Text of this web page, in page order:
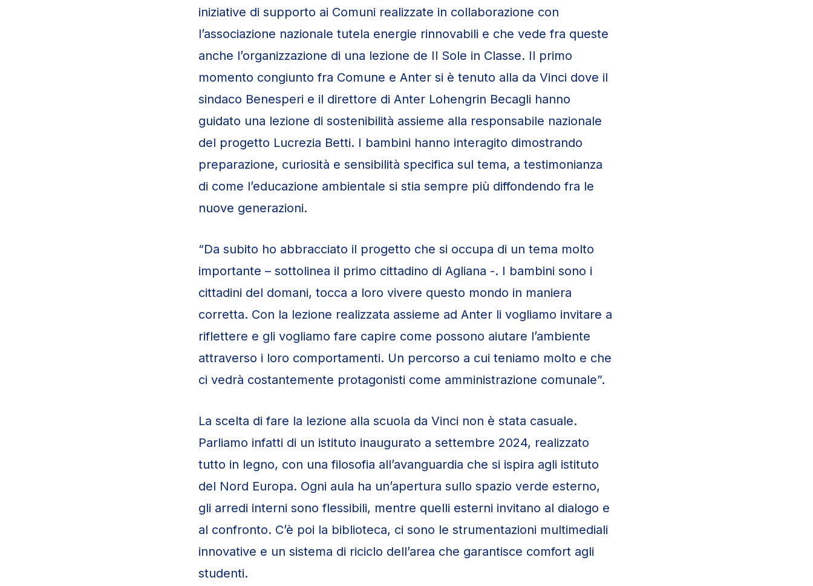
iniziative di supporto ai Comuni realizzate in collaborazione con
l’associazione nazionale tutela energie rinnovabili e che vede fra queste
anche l’organizzazione di una lezione de Il Sole in Classe. Il primo
momento congiunto fra Comune e Anter si è tenuto alla da Vinci dove il
sindaco Benesperi e il direttore di Anter Lohengrin Becagli hanno
guidato una lezione di sostenibilità assieme alla responsabile nazionale
del progetto Lucrezia Betti. I bambini hanno interagito dimostrando
preparazione, curiosità e sensibilità specifica sul tema, a testimonianza
di come l’educazione ambientale si stia sempre più diffondendo fra le
nuove generazioni.
“Da subito ho abbracciato il progetto che si occupa di un tema molto
importante – sottolinea il primo cittadino di Agliana -. I bambini sono i
cittadini del domani, tocca a loro vivere questo mondo in maniera
corretta. Con la lezione realizzata assieme ad Anter li vogliamo invitare a
riflettere e gli vogliamo fare capire come possono aiutare l’ambiente
attraverso i loro comportamenti. Un percorso a cui teniamo molto e che
ci vedrà costantemente protagonisti come amministrazione comunale”.
La scelta di fare la lezione alla scuola da Vinci non è stata casuale.
Parliamo infatti di un istituto inaugurato a settembre 2024, realizzato
tutto in legno, con una filosofia all’avanguardia che si ispira agli istituto
del Nord Europa. Ogni aula ha un’apertura sullo spazio verde esterno,
gli arredi interni sono flessibili, mentre quelli esterni invitano al dialogo e
al confronto. C’è poi la biblioteca, ci sono le strumentazioni multimediali
innovative e un sistema di riciclo dell’area che garantisce comfort agli
studenti.